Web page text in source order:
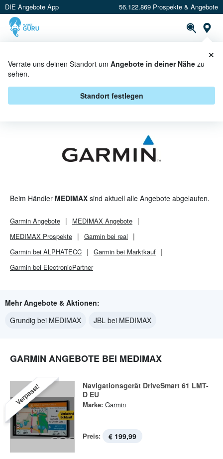
DIE Angebote App 56.122.869 Prospekte & Angebote
Verrate uns deinen Standort um Angebote in deiner Nähe zu
sehen.
Standort festlegen
×
GARMIN BEI MEDIMAX -
ANGEBOTE & AKTIONEN
Beim Händler MEDIMAX sind aktuell alle Angebote abgelaufen.
Garmin Angebote MEDIMAX Angebote
MEDIMAX Prospekte
Garmin bei real
Garmin bei ALPHATECC
Garmin bei Marktkauf
Garmin bei ElectronicPartner
Mehr Angebote & Aktionen:
Grundig bei MEDIMAX
JBL bei MEDIMAX
GARMIN ANGEBOTE BEI MEDIMAX
Verpasst!
Navigationsgerät DriveSmart 61 LMT-
D EU
Marke: Garmin
Preis: € 199,99